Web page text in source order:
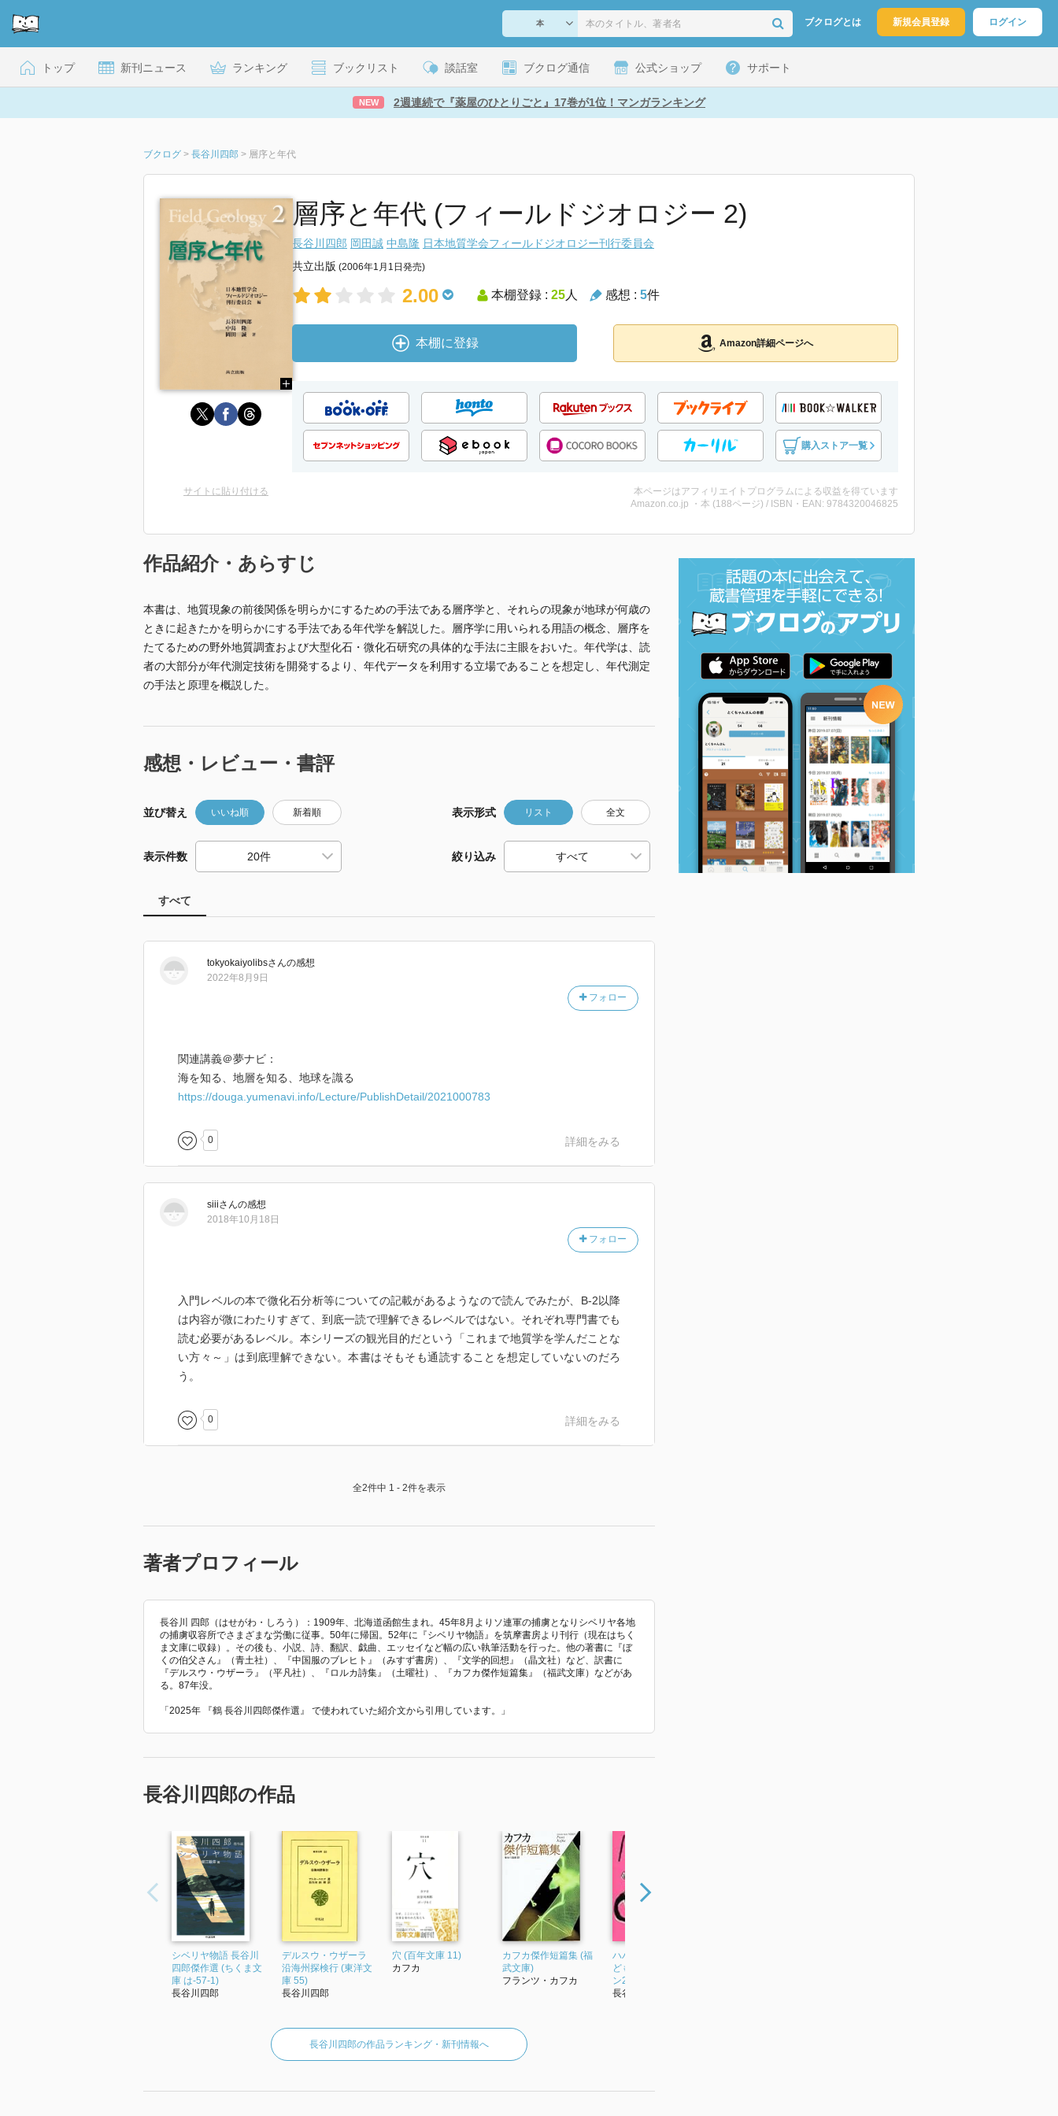
ブクログとは 新規会員登録 ログイン
トップ 新刊ニュース ランキング ブックリスト 談話室 ブクログ通信 公式ショップ サポート
NEW 2週連続で『薬屋のひとりごと』17巻が1位！マンガランキング
ブクログ > 長谷川四郎 > 層序と年代
層序と年代 (フィールドジオロジー 2)
長谷川四郎 岡田誠 中島隆 日本地質学会フィールドジオロジー刊行委員会
共立出版 (2006年1月1日発売)
2.00 本棚登録 : 25人 感想 : 5件
本棚に登録 Amazon詳細ページへ
購入ストア一覧
サイトに貼り付ける
本ページはアフィリエイトプログラムによる収益を得ています
Amazon.co.jp ・本 (188ページ) / ISBN・EAN: 9784320046825
作品紹介・あらすじ
本書は、地質現象の前後関係を明らかにするための手法である層序学と、それらの現象が地球が何歳の
ときに起きたかを明らかにする手法である年代学を解説した。層序学に用いられる用語の概念、層序を
たてるための野外地質調査および大型化石・微化石研究の具体的な手法に主眼をおいた。年代学は、読
者の大部分が年代測定技術を開発するより、年代データを利用する立場であることを想定し、年代測定
の手法と原理を概説した。
感想・レビュー・書評
並び替え いいね順 新着順 表示形式 リスト 全文
表示件数 絞り込み
すべて
tokyokaiyolibsさんの感想
フォロー
2022年8月9日
関連講義＠夢ナビ：
海を知る、地層を知る、地球を識る
https://douga.yumenavi.info/Lecture/PublishDetail/2021000783
0 詳細をみる
siiiさんの感想
フォロー
2018年10月18日
入門レベルの本で微化石分析等についての記載があるようなので読んでみたが、B-2以降
は内容が微にわたりすぎて、到底一読で理解できるレベルではない。それぞれ専門書でも
読む必要があるレベル。本シリーズの観光目的だという「これまで地質学を学んだことな
い方々～」は到底理解できない。本書はそもそも通読することを想定していないのだろ
う。
0 詳細をみる
全2件中 1 - 2件を表示
著者プロフィール
長谷川 四郎（はせがわ・しろう）：1909年、北海道函館生まれ。45年8月よりソ連軍の捕虜となりシベリヤ各地
の捕虜収容所でさまざまな労働に従事。50年に帰国。52年に『シベリヤ物語』を筑摩書房より刊行（現在はちく
ま文庫に収録）。その後も、小説、詩、翻訳、戯曲、エッセイなど幅の広い執筆活動を行った。他の著書に『ぼ
くの伯父さん』（青土社）、『中国服のブレヒト』（みすず書房）、『文学的回想』（晶文社）など、訳書に
『デルスウ・ウザーラ』（平凡社）、『ロルカ詩集』（土曜社）、『カフカ傑作短篇集』（福武文庫）などがあ
る。87年没。
「2025年 『鶴 長谷川四郎傑作選』 で使われていた紹介文から引用しています。」
長谷川四郎の作品
シベリヤ物語 長谷川
四郎傑作選 (ちくま文
庫 は-57-1)
長谷川四郎
デルスウ・ウザーラ
沿海州探検行 (東洋文
庫 55)
長谷川四郎
穴 (百年文庫 11)
カフカ
カフカ傑作短篇集 (福
武文庫)
フランツ・カフカ
ハハハのがくたい (こ
どものともコレクショ
ン2009)
長谷川四郎
長谷川四郎の作品ランキング・新刊情報へ